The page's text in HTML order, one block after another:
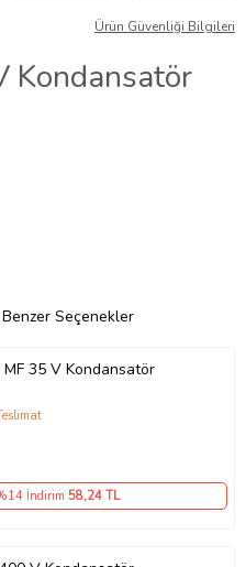
Ürün Güvenliği Bilgileri
Kondansatör
Seçenekler
35 V Kondansatör
İndirim 58,24 TL